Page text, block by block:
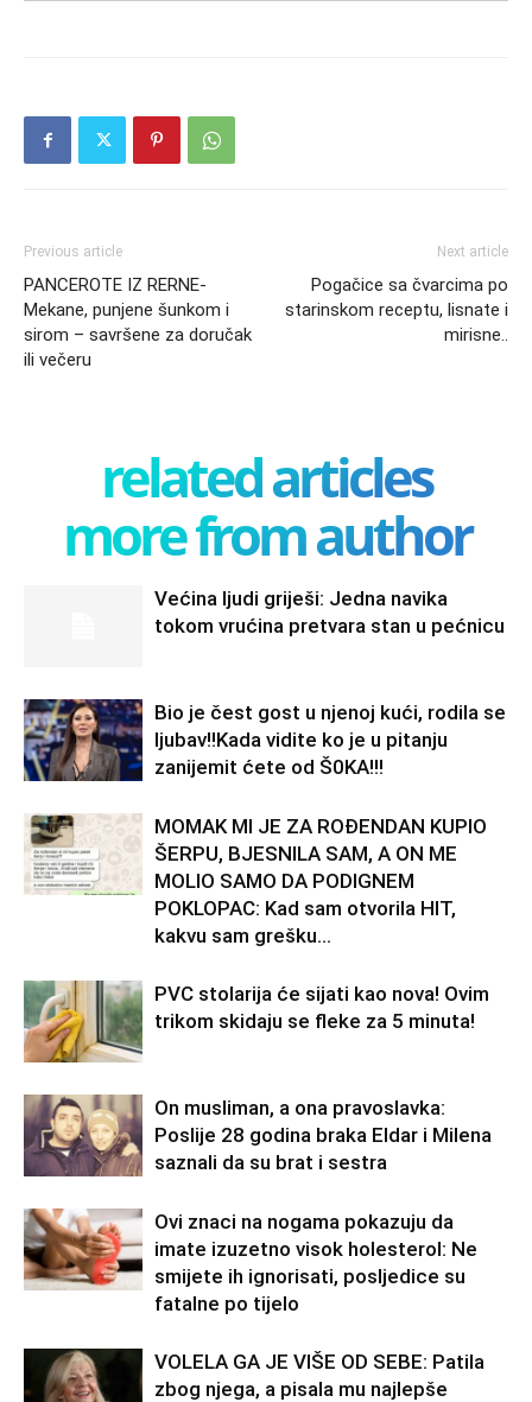
Previous article
PANCEROTE IZ RERNE-
Mekane, punjene šunkom i
sirom – savršene za doručak
ili večeru
Next article
Pogačice sa čvarcima po
starinskom receptu, lisnate i
mirisne..
related articles
more from author
Većina ljudi griješi: Jedna navika
tokom vrućina pretvara stan u pećnicu
Bio je čest gost u njenoj kući, rodila se
ljubav!!Kada vidite ko je u pitanju
zanijemit ćete od Š0KA!!!
MOMAK MI JE ZA ROĐENDAN KUPIO
ŠERPU, BJESNILA SAM, A ON ME
MOLIO SAMO DA PODIGNEM
POKLOPAC: Kad sam otvorila HIT,
kakvu sam grešku...
PVC stolarija će sijati kao nova! Ovim
trikom skidaju se fleke za 5 minuta!
On musliman, a ona pravoslavka:
Poslije 28 godina braka Eldar i Milena
saznali da su brat i sestra
Ovi znaci na nogama pokazuju da
imate izuzetno visok holesterol: Ne
smijete ih ignorisati, posljedice su
fatalne po tijelo
VOLELA GA JE VIŠE OD SEBE: Patila
zbog njega, a pisala mu najlepše